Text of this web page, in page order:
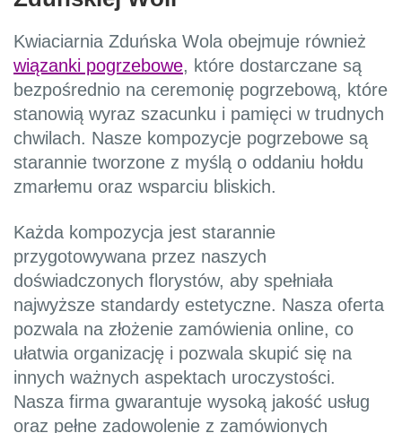
Kwiaciarnia Zduńska Wola obejmuje również
wiązanki pogrzebowe, które dostarczane są
bezpośrednio na ceremonię pogrzebową, które
stanowią wyraz szacunku i pamięci w trudnych
chwilach. Nasze kompozycje pogrzebowe są
starannie tworzone z myślą o oddaniu hołdu
zmarłemu oraz wsparciu bliskich.
Każda kompozycja jest starannie
przygotowywana przez naszych
doświadczonych florystów, aby spełniała
najwyższe standardy estetyczne. Nasza oferta
pozwala na złożenie zamówienia online, co
ułatwia organizację i pozwala skupić się na
innych ważnych aspektach uroczystości.
Nasza firma gwarantuje wysoką jakość usług
oraz pełne zadowolenie z zamówionych